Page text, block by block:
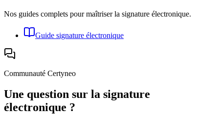
Nos guides complets pour maîtriser la signature électronique.
Guide signature électronique
Communauté Certyneo
Une question sur la signature
électronique ?